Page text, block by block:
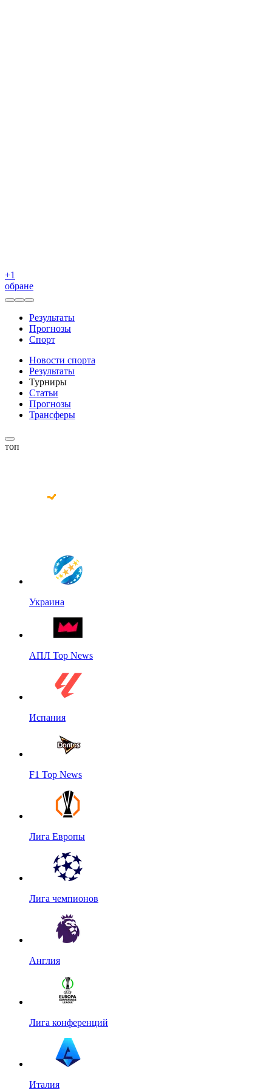
+1
обране
Результаты
Прогнозы
Спорт
Новости спорта
Результаты
Турниры
Статьи
Прогнозы
Трансферы
топ
Украина
АПЛ Top News
Испания
F1 Top News
Лига Европы
Лига чемпионов
Англия
Лига конференций
Италия